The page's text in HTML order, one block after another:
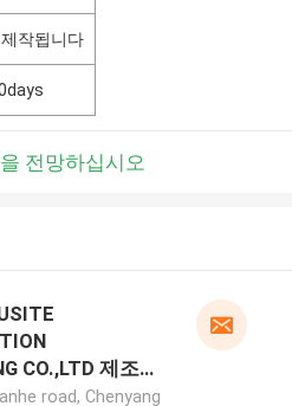
작됩니다
전망하십시오
CO.,LTD 제조업
road, Chenyang